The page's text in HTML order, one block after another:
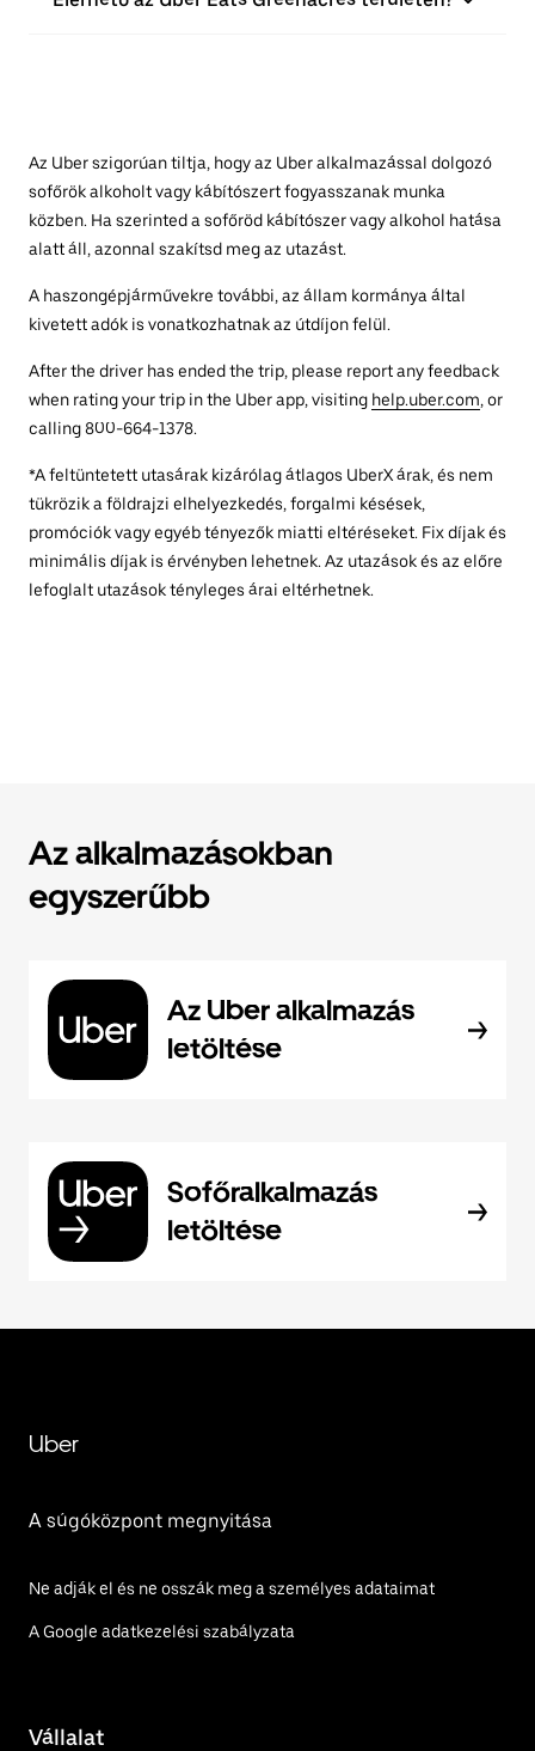
Az Uber szigorúan tiltja, hogy az Uber alkalmazással dolgozó
sofőrök alkoholt vagy kábítószert fogyasszanak munka
közben. Ha szerinted a sofőröd kábítószer vagy alkohol hatása
alatt áll, azonnal szakítsd meg az utazást.
A haszongépjárművekre további, az állam kormánya által
kivetett adók is vonatkozhatnak az útdíjon felül.
After the driver has ended the trip, please report any feedback
when rating your trip in the Uber app, visiting help.uber.com, or
calling 800-664-1378.
*A feltüntetett utasárak kizárólag átlagos UberX árak, és nem
tükrözik a földrajzi elhelyezkedés, forgalmi késések,
promóciók vagy egyéb tényezők miatti eltéréseket. Fix díjak és
minimális díjak is érvényben lehetnek. Az utazások és az előre
lefoglalt utazások tényleges árai eltérhetnek.
Az alkalmazásokban
egyszerűbb
Az Uber alkalmazás
letöltése
Sofőralkalmazás
letöltése
Uber
A súgóközpont megnyitása
Ne adják el és ne osszák meg a személyes adataimat
A Google adatkezelési szabályzata
Vállalat